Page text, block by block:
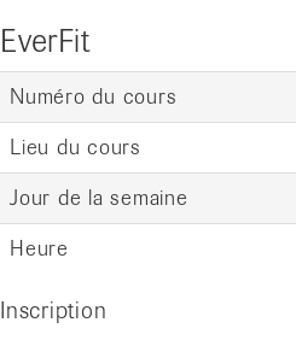
EverFit
Numéro du cours
Lieu du cours
Jour de la semaine
Heure
Inscription